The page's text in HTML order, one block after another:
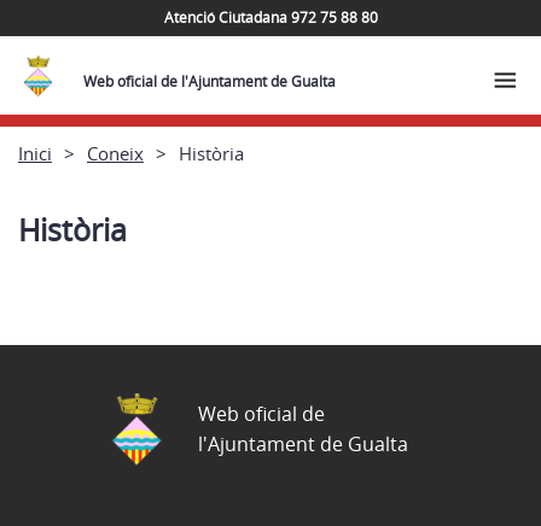
Atenció Ciutadana 972 75 88 80
Web oficial de l'Ajuntament de Gualta
Inici Coneix Història
Història
Web oficial de
l'Ajuntament de Gualta